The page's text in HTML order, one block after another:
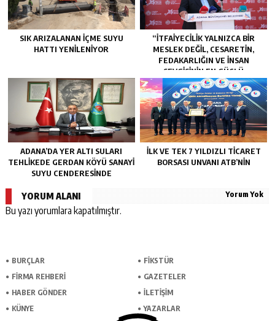
SIK ARIZALANAN IÇME SUYU
HATTI YENILENIYOR
“İTFAIYECILIK YALNIZCA BIR
MESLEK DEĞIL, CESARETIN,
FEDAKARLIĞIN VE INSAN
SEVGISININ EN GÜÇLÜ
TEMSILIDIR.”
ADANA’DA YER ALTI SULARI
TEHLİKEDE GERDAN KÖYÜ SANAYİ
SUYU CENDERESİNDE
İLK VE TEK 7 YILDIZLI TİCARET
BORSASI UNVANI ATB’NİN
YORUM ALANI Yorum Yok
Bu yazı yorumlara kapatılmıştır.
BURÇLAR
FİKSTÜR
FİRMA REHBERİ
GAZETELER
HABER GÖNDER
İLETİŞİM
KÜNYE
YAZARLAR